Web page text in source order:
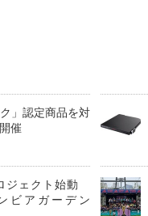
」認定商品を対
催
ジェクト始動
ビアガーデン